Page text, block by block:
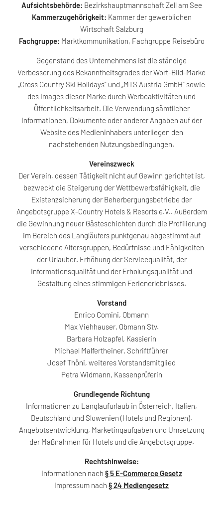
Aufsichtsbehörde: Bezirkshauptmannschaft Zell am See
Kammerzugehörigkeit: Kammer der gewerblichen
Wirtschaft Salzburg
Fachgruppe: Marktkommunikation, Fachgruppe Reisebüro
Gegenstand des Unternehmens ist die ständige
Verbesserung des Bekanntheitsgrades der Wort-Bild-Marke
„Cross Country Ski Holidays“ und „MTS Austria GmbH“ sowie
des Images dieser Marke durch Werbeaktivitäten und
Öffentlichkeitsarbeit. Die Verwendung sämtlicher
Informationen, Dokumente oder anderer Angaben auf der
Website des Medieninhabers unterliegen den
nachstehenden Nutzungsbedingungen.
Vereinszweck
Der Verein, dessen Tätigkeit nicht auf Gewinn gerichtet ist,
bezweckt die Steigerung der Wettbewerbsfähigkeit, die
Existenzsicherung der Beherbergungsbetriebe der
Angebotsgruppe X-Country Hotels & Resorts e.V.. Außerdem
die Gewinnung neuer Gästeschichten durch die Profilierung
im Bereich des Langläufers punktgenau abgestimmt auf
verschiedene Altersgruppen, Bedürfnisse und Fähigkeiten
der Urlauber. Erhöhung der Servicequalität, der
Informationsqualität und der Erholungsqualität und
Gestaltung eines stimmigen Ferienerlebnisses.
Vorstand
Enrico Comini, Obmann
Max Viehhauser, Obmann Stv.
Barbara Holzapfel, Kassierin
Michael Malfertheiner, Schriftführer
Josef Thöni, weiteres Vorstandsmitglied
Petra Widmann, Kassenprüferin
Grundlegende Richtung
Informationen zu Langlaufurlaub in Österreich, Italien,
Deutschland und Slowenien (Hotels und Regionen).
Angebotsentwicklung, Marketingaufgaben und Umsetzung
der Maßnahmen für Hotels und die Angebotsgruppe.
Rechtshinweise:
Informationen nach § 5 E-Commerce Gesetz
Impressum nach § 24 Mediengesetz